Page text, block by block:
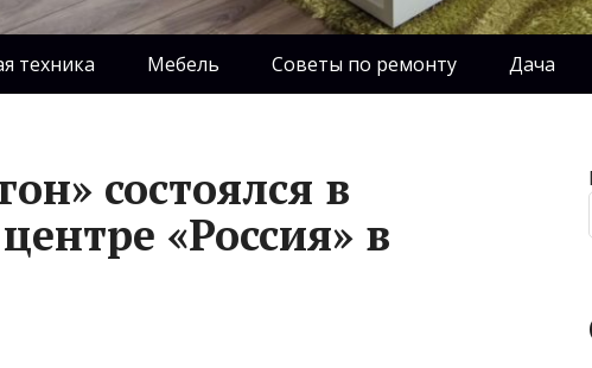
техника Мебель Советы по ремонту Дача
состоялся в
«Россия» в